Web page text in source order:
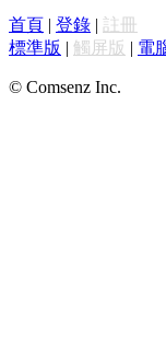
首頁 | 登錄 | 註冊
標準版 | 觸屏版 | 電
© Comsenz Inc.